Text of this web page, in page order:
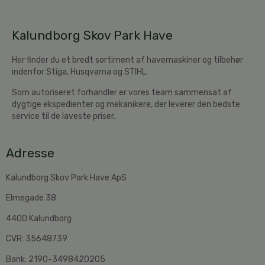
Kalundborg Skov Park Have
Her finder du et bredt sortiment af havemaskiner og tilbehør
indenfor Stiga, Husqvarna og STIHL.
Som autoriseret forhandler er vores team sammensat af
dygtige ekspedienter og mekanikere, der leverer den bedste
service til de laveste priser.
Adresse
Kalundborg Skov Park Have ApS
Elmegade 38
4400 Kalundborg
CVR: 35648739
Bank: 2190-3498420205